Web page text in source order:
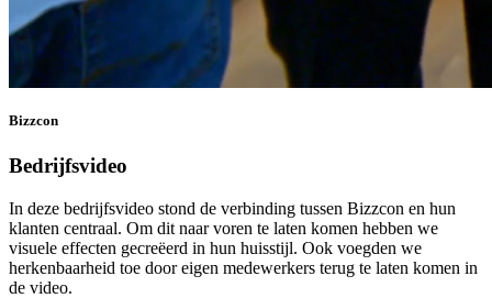
Bizzcon
Bedrijfsvideo
In deze bedrijfsvideo stond de verbinding tussen Bizzcon en hun
klanten centraal. Om dit naar voren te laten komen hebben we
visuele effecten gecreëerd in hun huisstijl. Ook voegden we
herkenbaarheid toe door eigen medewerkers terug te laten komen in
de video.